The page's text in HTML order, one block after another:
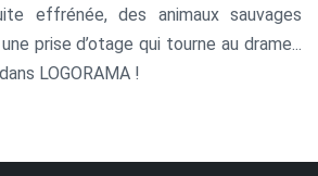
effrénée, des animaux sauvages
prise d’otage qui tourne au drame...
LOGORAMA !